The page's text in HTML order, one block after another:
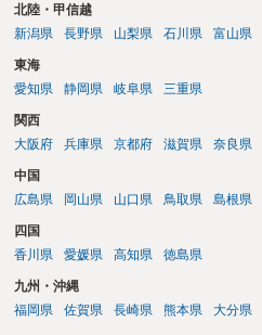
北陸・甲信越
新潟県
長野県 山梨県 石川県 富山県
東海
愛知県
静岡県 岐阜県 三重県
関西
大阪府
兵庫県 京都府 滋賀県 奈良県
中国
広島県
岡山県 山口県 鳥取県 島根県
四国
香川県
愛媛県 高知県 徳島県
九州・沖縄
福岡県
佐賀県 長崎県 熊本県 大分県